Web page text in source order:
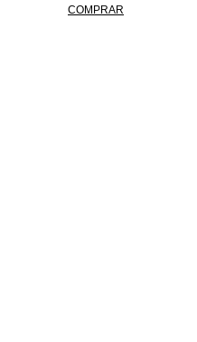
COMPRAR